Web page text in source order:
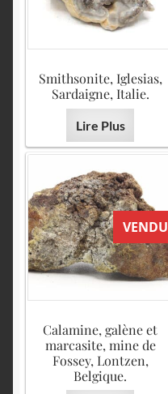
Smithsonite, Iglesias,
Sardaigne, Italie.
Lire Plus
VENDU
Calamine, galène et
marcasite, mine de
Fossey, Lontzen,
Belgique.